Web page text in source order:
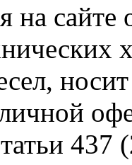
сайте
437